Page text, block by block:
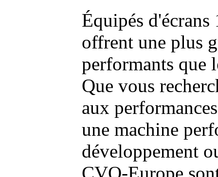
Équipés
offrent une plus
performants que
Que vous
aux
une machine
développement
CVO-Europe